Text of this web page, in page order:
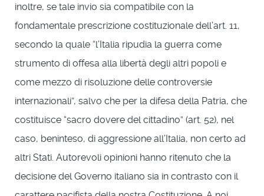
inoltre, se tale invio sia compatibile con la
fondamentale prescrizione costituzionale dell’art. 11,
secondo la quale “l’Italia ripudia la guerra come
strumento di offesa alla libertà degli altri popoli e
come mezzo di risoluzione delle controversie
internazionali”, salvo che per la difesa della Patria, che
costituisce “sacro dovere del cittadino” (art. 52), nel
caso, beninteso, di aggressione all’Italia, non certo ad
altri Stati. Autorevoli opinioni hanno ritenuto che la
decisione del Governo italiano sia in contrasto con il